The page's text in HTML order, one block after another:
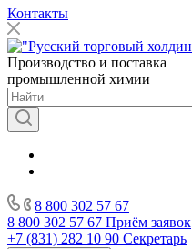
Контакты
Производство и поставка
промышленной химии
8 800 302 57 67
8 800 302 57 67 Приём заявок
+7 (831) 282 10 90 Секретарь